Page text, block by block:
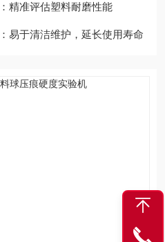
精准评估塑料耐磨性能
易于清洁维护，延长使用寿命